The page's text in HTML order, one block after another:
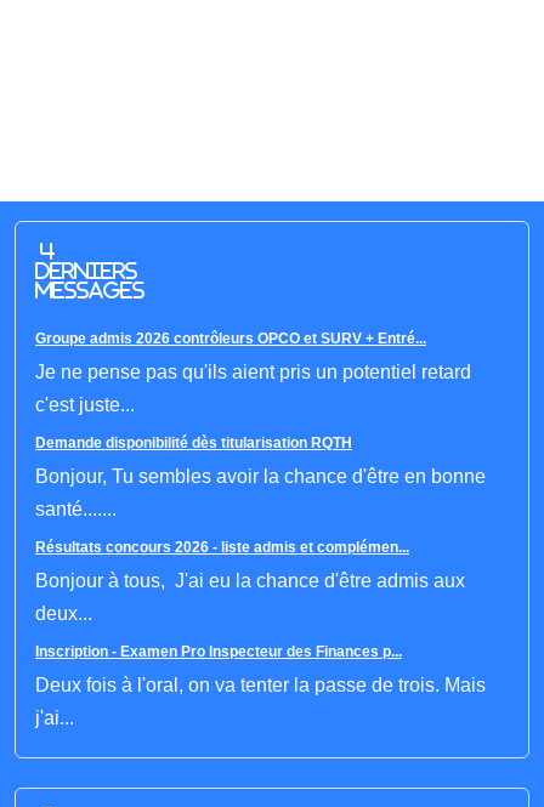
4
derniers
messages
Groupe admis 2026 contrôleurs OPCO et SURV + Entré...
Je ne pense pas qu'ils aient pris un potentiel retard
c'est juste...
Demande disponibilité dès titularisation RQTH
Bonjour, Tu sembles avoir la chance d'être en bonne
santé.......
Résultats concours 2026 - liste admis et complémen...
Bonjour à tous, J'ai eu la chance d'être admis aux
deux...
Inscription - Examen Pro Inspecteur des Finances p...
Deux fois à l'oral, on va tenter la passe de trois. Mais
j'ai...